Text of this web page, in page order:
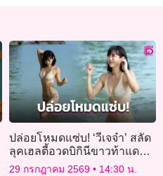
ปล่อยโหมดแซ่บ! ‘วีเจจ๋า’ สลัด
ลุคเฮลตี้อวดบิกินีขาวท้าแดด
ริมทะเล หุ่นฟิตเฟิร์มจนแฟนๆ
29 กรกฎาคม 2569 14:30 น.